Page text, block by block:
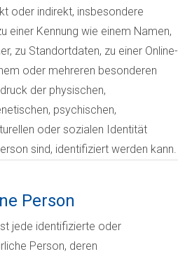
oder indirekt, insbesondere
einer Kennung wie einem Namen,
zu Standortdaten, zu einer Online-
oder mehreren besonderen
der physischen,
psychischen,
oder sozialen Identität
sind, identifiziert werden kann.
Person
jede identifizierte oder
Person, deren